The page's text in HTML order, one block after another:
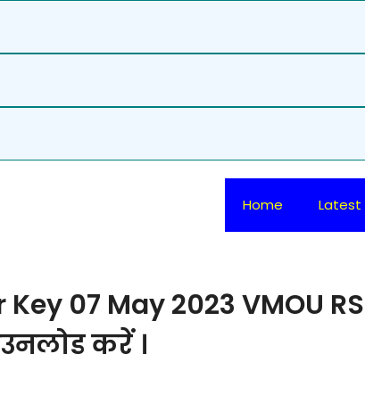
Home Latest
Key 07 May 2023 VMOU
करें ।